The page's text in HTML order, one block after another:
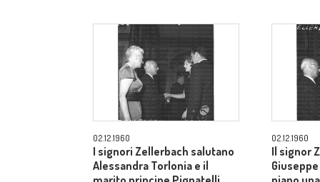
02.12.1960
I signori Zellerbach salutano
Alessandra Torlonia e il
02.12.1960
Il signor